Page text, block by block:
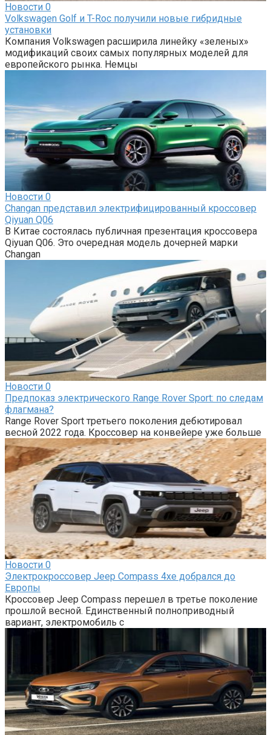
Новости 0
Volkswagen Golf и T-Roc получили новые гибридные
установки
Компания Volkswagen расширила линейку «зеленых»
модификаций своих самых популярных моделей для
европейского рынка. Немцы
Новости 0
Changan представил электрифицированный кроссовер
Qiyuan Q06
В Китае состоялась публичная презентация кроссовера
Qiyuan Q06. Это очередная модель дочерней марки
Changan
Новости 0
Предпоказ электрического Range Rover Sport: по следам
флагмана?
Range Rover Sport третьего поколения дебютировал
весной 2022 года. Кроссовер на конвейере уже больше
Новости 0
Электрокроссовер Jeep Compass 4xe добрался до
Европы
Кроссовер Jeep Compass перешел в третье поколение
прошлой весной. Единственный полноприводный
вариант, электромобиль с